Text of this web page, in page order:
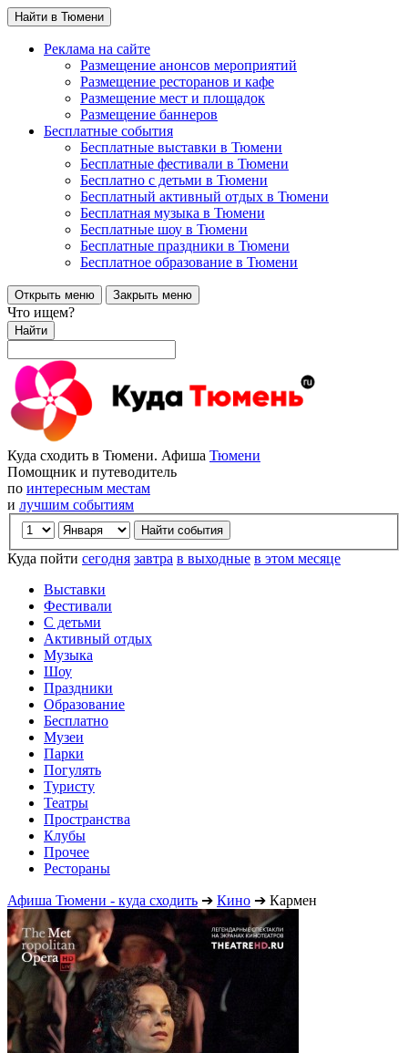
Найти в Тюмени
Реклама на сайте
Размещение анонсов мероприятий
Размещение ресторанов и кафе
Размещение мест и площадок
Размещение баннеров
Бесплатные события
Бесплатные выставки в Тюмени
Бесплатные фестивали в Тюмени
Бесплатно с детьми в Тюмени
Бесплатный активный отдых в Тюмени
Бесплатная музыка в Тюмени
Бесплатные шоу в Тюмени
Бесплатные праздники в Тюмени
Бесплатное образование в Тюмени
Открыть меню Закрыть меню
Что ищем?
Найти
Куда сходить в Тюмени. Афиша Тюмени
Помощник и путеводитель
по интересным местам
и лучшим событиям
Куда пойти сегодня завтра в выходные в этом месяце
Выставки
Фестивали
С детьми
Активный отдых
Музыка
Шоу
Праздники
Образование
Бесплатно
Музеи
Парки
Погулять
Туристу
Театры
Пространства
Клубы
Прочее
Рестораны
Афиша Тюмени - куда сходить ➔ Кино ➔ Кармен